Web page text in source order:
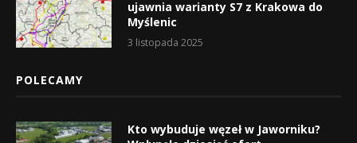
ujawnia warianty S7 z Krakowa do
Myślenic
3 listopada 2025
POLECAMY
Kto wybuduje węzeł w Jaworniku?